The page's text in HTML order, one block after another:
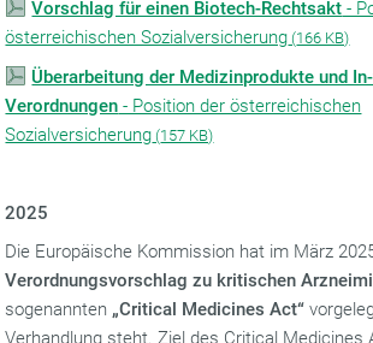
Vorschlag für einen Biotech-Rechtsakt -
österreichischen Sozialversicherung (166 KB)
Überarbeitung der Medizinprodukte und
Verordnungen - Position der österreichischen
Sozialversicherung (157 KB)
2025
Die Europäische Kommission hat im März
Verordnungsvorschlag zu kritischen
sogenannten „Critical Medicines Act“
Verhandlung steht. Ziel des Critical Medicines